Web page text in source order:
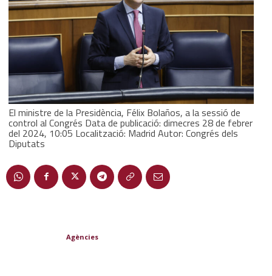
El ministre de la Presidència, Félix Bolaños, a la sessió de
control al Congrés Data de publicació: dimecres 28 de febrer
del 2024, 10:05 Localització: Madrid Autor: Congrés dels
Diputats
Agències